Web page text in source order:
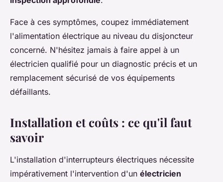
Face à ces symptômes, coupez immédiatement
l'alimentation électrique au niveau du disjoncteur
concerné. N'hésitez jamais à faire appel à un
électricien qualifié pour un diagnostic précis et un
remplacement sécurisé de vos équipements
défaillants.
Installation et coûts : ce qu'il faut
savoir
L'installation d'interrupteurs électriques nécessite
impérativement l'intervention d'un électricien